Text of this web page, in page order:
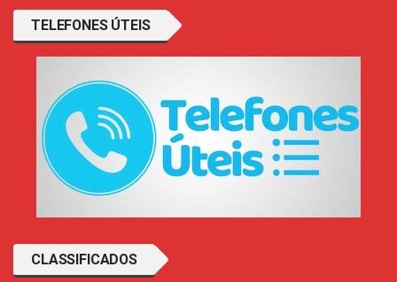
TELEFONES ÚTEIS
CLASSIFICADOS